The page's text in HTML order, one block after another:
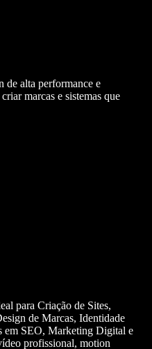
de alta performance e
marcas e sistemas que
para Criação de Sites,
de Marcas, Identidade
em SEO, Marketing Digital e
profissional, motion